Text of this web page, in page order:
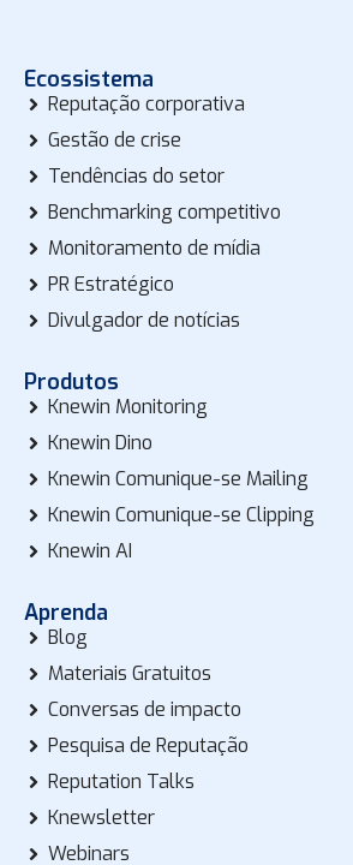
Ecossistema
Reputação corporativa
Gestão de crise
Tendências do setor
Benchmarking competitivo
Monitoramento de mídia
PR Estratégico
Divulgador de notícias
Produtos
Knewin Monitoring
Knewin Dino
Knewin Comunique-se Mailing
Knewin Comunique-se Clipping
Knewin AI
Aprenda
Blog
Materiais Gratuitos
Conversas de impacto
Pesquisa de Reputação
Reputation Talks
Knewsletter
Webinars